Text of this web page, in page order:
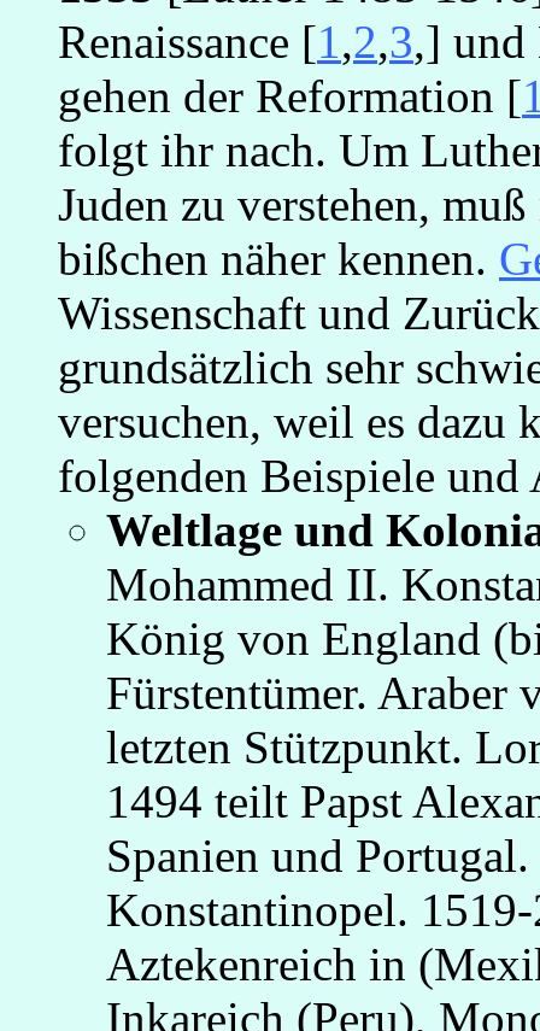
Renaissance [1,2,3,] und
gehen der Reformation [
folgt ihr nach. Um
Juden zu verstehen,
bißchen näher kennen.
Wissenschaft und
grundsätzlich sehr
versuchen, weil es dazu
folgenden Beispiele
Weltlage und
Mohammed II.
König von England
Fürstentümer. Araber
letzten Stützpunkt.
1494 teilt Papst
Spanien und
Konstantinopel.
Aztekenreich in
Inkareich (Peru),